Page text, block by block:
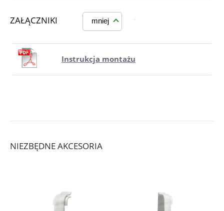
ZAŁĄCZNIKI mniej
Instrukcja montażu
NIEZBĘDNE AKCESORIA